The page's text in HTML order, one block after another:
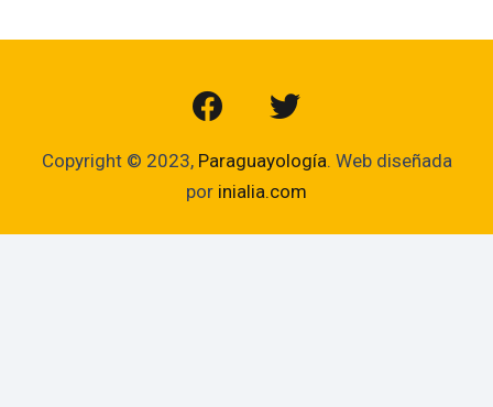
Copyright © 2023, Paraguayología. Web diseñada
por inialia.com